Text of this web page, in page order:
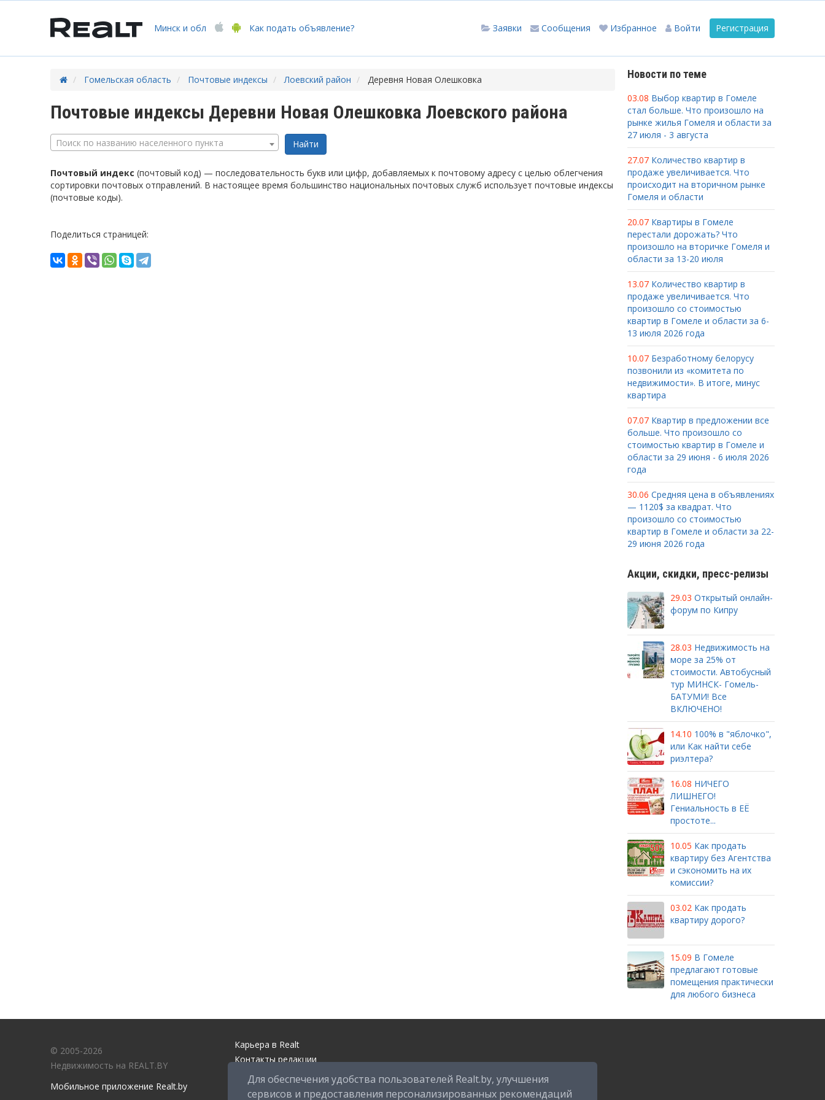
Для обеспечения удобства пользователей Realt.by, улучшения
сервисов и предоставления персонализированных рекомендаций
Минск и обл Как подать объявление? Регистрация
Войти
Избранное
Сообщения
Заявки
Гомельская область Почтовые индексы Лоевский район Деревня Новая Олешковка
Почтовые индексы Деревни Новая Олешковка Лоевского района
Поиск по названию населенного пункта
Почтовый индекс (почтовый код) — последовательность букв или цифр, добавляемых к почтовому адресу с целью облегчения
сортировки почтовых отправлений. В настоящее время большинство национальных почтовых служб использует почтовые индексы
(почтовые коды).
Поделиться страницей:
Новости по теме
03.08 Выбор квартир в Гомеле
стал больше. Что произошло на
рынке жилья Гомеля и области за
27 июля - 3 августа
27.07 Количество квартир в
продаже увеличивается. Что
происходит на вторичном рынке
Гомеля и области
20.07 Квартиры в Гомеле
перестали дорожать? Что
произошло на вторичке Гомеля и
области за 13-20 июля
13.07 Количество квартир в
продаже увеличивается. Что
произошло со стоимостью
квартир в Гомеле и области за 6-
13 июля 2026 года
10.07 Безработному белорусу
позвонили из «комитета по
недвижимости». В итоге, минус
квартира
07.07 Квартир в предложении все
больше. Что произошло со
стоимостью квартир в Гомеле и
области за 29 июня - 6 июля 2026
года
30.06 Средняя цена в объявлениях
— 1120$ за квадрат. Что
произошло со стоимостью
квартир в Гомеле и области за 22-
29 июня 2026 года
Акции, скидки, пресс-релизы
29.03 Открытый онлайн-
форум по Кипру
28.03 Недвижимость на
море за 25% от
стоимости. Автобусный
тур МИНСК- Гомель-
БАТУМИ! Все
ВКЛЮЧЕНО!
14.10 100% в "яблочко",
или Как найти себе
риэлтера?
16.08 НИЧЕГО
ЛИШНЕГО!
Гениальность в ЕЁ
простоте...
10.05 Как продать
квартиру без Агентства
и сэкономить на их
комиссии?
03.02 Как продать
квартиру дорого?
15.09 В Гомеле
предлагают готовые
помещения практически
для любого бизнеса
© 2005-2026
Недвижимость на REALT.BY
Мобильное приложение Realt.by
Карьера в Realt
Контакты редакции
Справочный центр
Служба поддержки